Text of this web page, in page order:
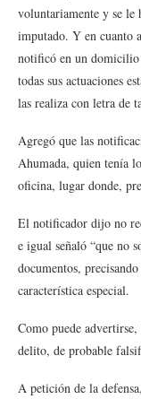
voluntariamente y se le
imputado. Y en cuanto
notificó en un domicilio
todas sus actuaciones
las realiza con letra de
Agregó que las
Ahumada, quien tenía
oficina, lugar donde,
El notificador dijo no
e igual señaló “que no
documentos,
característica especial.
Como puede
delito, de probable
A petición de la